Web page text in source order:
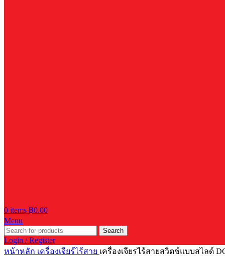
0 items ฿0.00
Menu
Search
Login / Register
หน้าหลัก เครื่องเจียร์ไร้สาย เครื่องเจียรไร้สายสวิตช์แบบสไลด์